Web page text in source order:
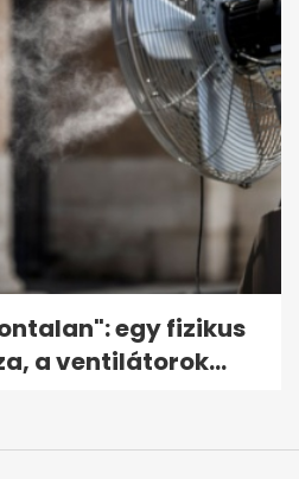
egy fizikus
a ventilátorok...